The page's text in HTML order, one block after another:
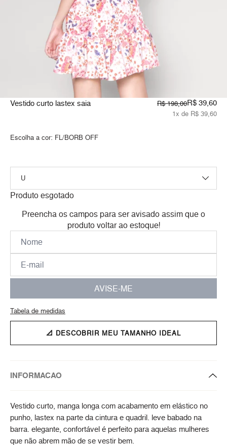
Vestido curto lastex saia R$ 198,00R$ 39,60
1x de R$ 39,60
Escolha a cor: FL/BORB OFF
Produto esgotado
Preencha os campos para ser avisado assim que o
produto voltar ao estoque!
AVISE-ME
Tabela de medidas
📐 DESCOBRIR MEU TAMANHO IDEAL
INFORMACAO
Vestido curto, manga longa com acabamento em elástico no
punho, lastex na parte da cintura e quadril. leve babado na
barra. elegante, confortável é perfeito para aquelas mulheres
que não abrem mão de se vestir bem.